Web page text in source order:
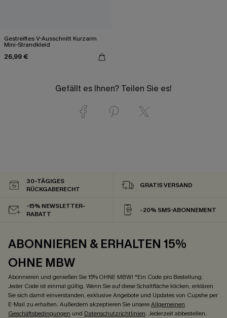
Gestreiftes V-Ausschnitt Kurzarm
Mini-Strandkleid
26,99 €
Gefällt es Ihnen? Teilen Sie es!
30-TÄGIGES
RÜCKGABERECHT
GRATIS VERSAND
-15% NEWSLETTER-
RABATT
-20% SMS-ABONNEMENT
ABONNIEREN & ERHALTEN 15%
OHNE MBW
Abonnieren und genießen Sie 15% OHNE MBW! *Ein Code pro Bestellung.
Jeder Code ist einmal gültig. Wenn Sie auf diese Schaltfläche klicken, erklären
Sie sich damit einverstanden, exklusive Angebote und Updates von Cupshe per
E-Mail zu erhalten. Außerdem akzeptieren Sie unsereAllgemeinen
Geschäftsbedingungen und Datenschutzrichtlinien. Jederzeit abbestellen.